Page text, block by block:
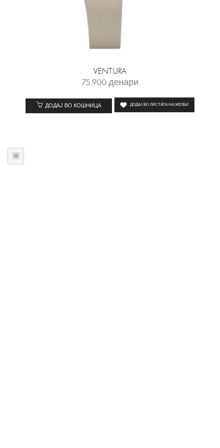
VENTURA
75.900денари
ДОДАЈ ВО КОШНИЦА ДОДАЈ ВО ЛИСТАТА НА ЖЕЛБИ